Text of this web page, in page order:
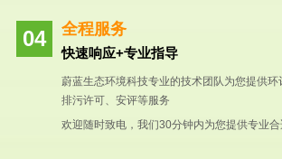
全程服务
快速响应+专业指导
蔚蓝生态环境科技专业的技术团队为您提供环
排污许可、安评等服务
欢迎随时致电，我们30分钟内为您提供专业